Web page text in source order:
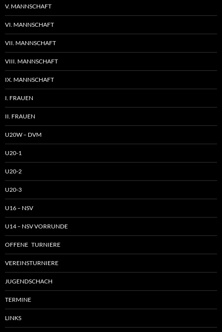
V. MANNSCHAFT
VI. MANNSCHAFT
VII. MANNSCHAFT
VIII. MANNSCHAFT
IX. MANNSCHAFT
I. FRAUEN
II. FRAUEN
U20W – DVM
U20-1
U20-2
U20-3
U16 – NSV
U14 – NSV VORRUNDE
OFFENE TURNIERE
VEREINSTURNIERE
JUGENDSCHACH
TERMINE
LINKS